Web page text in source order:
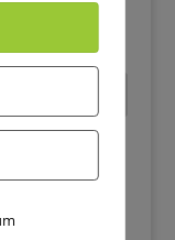
Ideen für den